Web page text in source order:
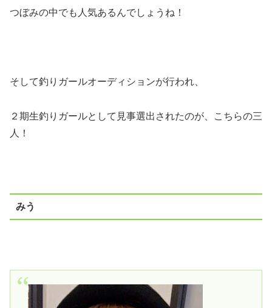
つぼみの中でも人気あるんでしょうね！
そして釣りガールオーディションが行われ、
２期生釣りガールとして見事選出されたのが、こちらの三
人！
みう